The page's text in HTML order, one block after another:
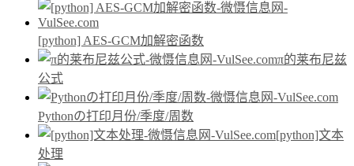
[python] AES-GCM加解密函数
π的莱布尼兹
公式
Pythonの打印月份/季度/周数
[python]文本
处理